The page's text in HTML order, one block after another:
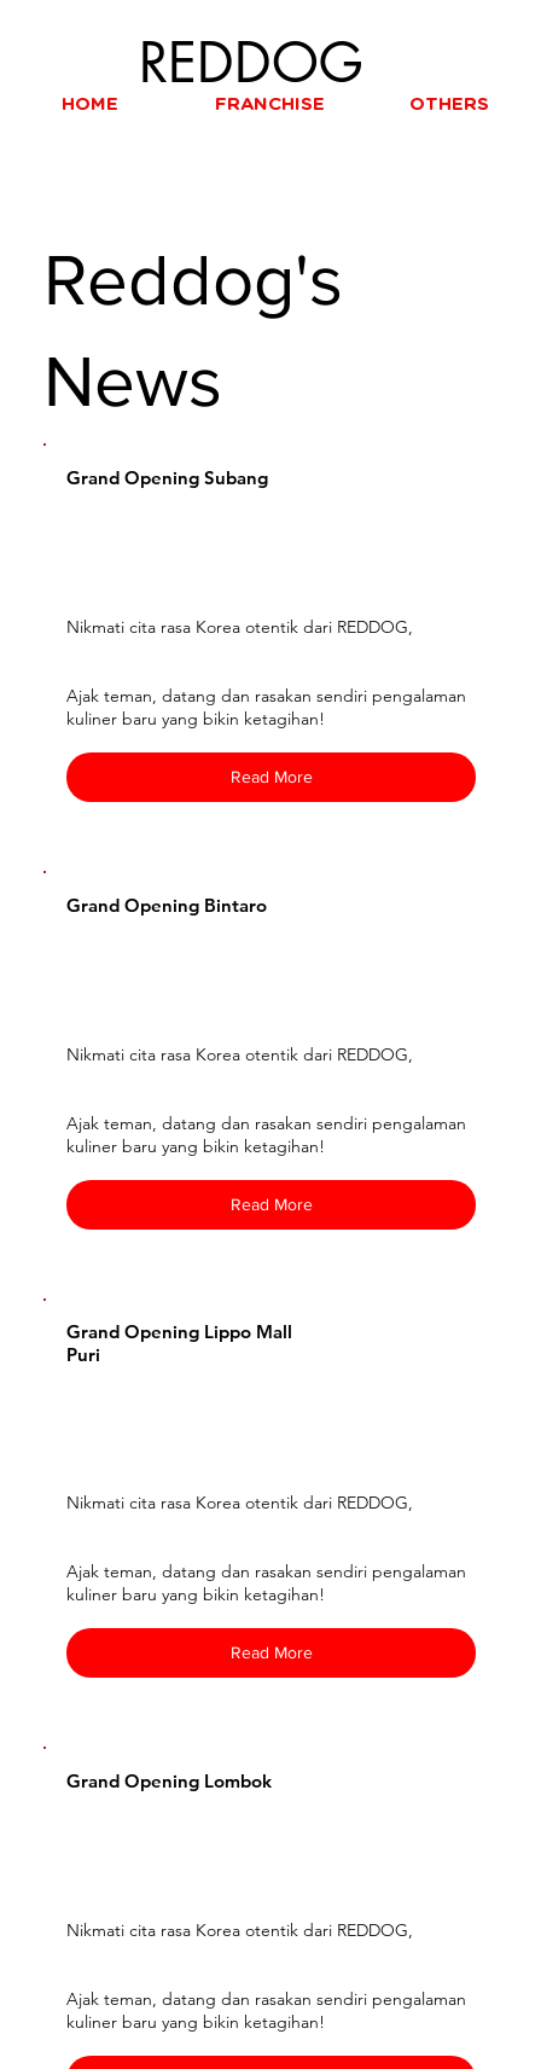
REDDOG
HOME FRANCHISE OTHERS
Reddog's
News
Grand Opening Subang
Nikmati cita rasa Korea otentik dari REDDOG,
Ajak teman, datang dan rasakan sendiri pengalaman
kuliner baru yang bikin ketagihan!
Read More
Grand Opening Bintaro
Nikmati cita rasa Korea otentik dari REDDOG,
Ajak teman, datang dan rasakan sendiri pengalaman
kuliner baru yang bikin ketagihan!
Read More
Grand Opening Lippo Mall
Puri
Nikmati cita rasa Korea otentik dari REDDOG,
Ajak teman, datang dan rasakan sendiri pengalaman
kuliner baru yang bikin ketagihan!
Read More
Grand Opening Lombok
Nikmati cita rasa Korea otentik dari REDDOG,
Ajak teman, datang dan rasakan sendiri pengalaman
kuliner baru yang bikin ketagihan!